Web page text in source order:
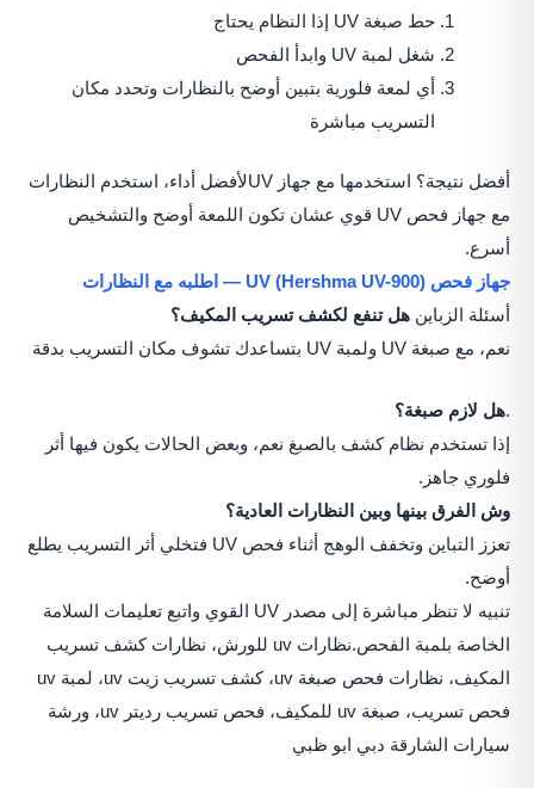
حط صبغة UV إذا النظام يحتاج
شغل لمبة UV وابدأ الفحص
أي لمعة فلورية بتبين أوضح بالنظارات وتحدد مكان
التسريب مباشرة
أفضل نتيجة؟ استخدمها مع جهاز UVلأفضل أداء، استخدم النظارات
مع جهاز فحص UV قوي عشان تكون اللمعة أوضح والتشخيص
أسرع.
جهاز فحص UV (Hershma UV-900) — اطلبه مع النظارات
أسئلة الزباين هل تنفع لكشف تسريب المكيف؟
نعم، مع صبغة UV ولمبة UV بتساعدك تشوف مكان التسريب بدقة
.هل لازم صبغة؟
إذا تستخدم نظام كشف بالصبغ نعم، وبعض الحالات يكون فيها أثر
فلوري جاهز.
وش الفرق بينها وبين النظارات العادية؟
تعزز التباين وتخفف الوهج أثناء فحص UV فتخلي أثر التسريب يطلع
أوضح.
تنبيه لا تنظر مباشرة إلى مصدر UV القوي واتبع تعليمات السلامة
الخاصة بلمبة الفحص.
نظارات uv للورش، نظارات كشف تسريب
المكيف، نظارات فحص صبغة uv، كشف تسريب زيت uv، لمبة uv
فحص تسريب، صبغة uv للمكيف، فحص تسريب رديتر uv، ورشة
سيارات الشارقة دبي ابو ظبي